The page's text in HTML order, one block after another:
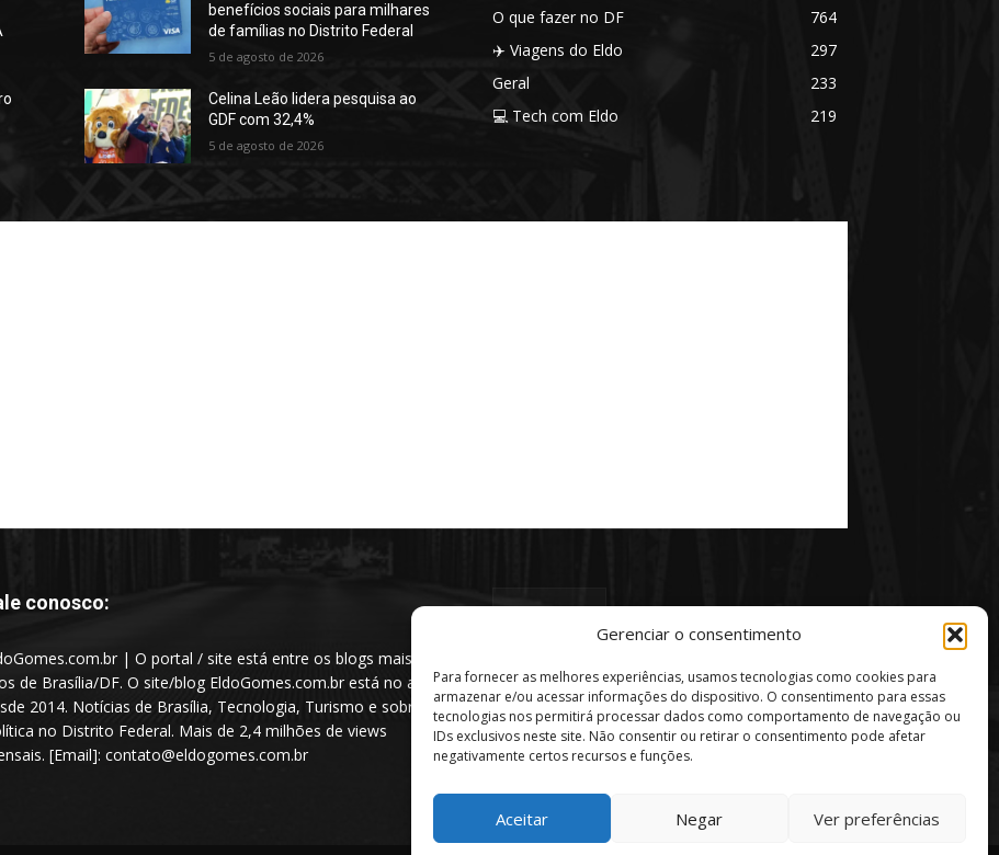
Gerenciar o consentimento
Para fornecer as melhores experiências, usamos tecnologias como cookies para
armazenar e/ou acessar informações do dispositivo. O consentimento para essas
tecnologias nos permitirá processar dados como comportamento de navegação ou
IDs exclusivos neste site. Não consentir ou retirar o consentimento pode afetar
negativamente certos recursos e funções.
Aceitar Negar Ver preferências
benefícios sociais para milhares
de famílias no Distrito Federal
5 de agosto de 2026
Celina Leão lidera pesquisa ao
GDF com 32,4%
5 de agosto de 2026
O que fazer no DF
764
✈️ Viagens do Eldo
297
Geral
233
💻 Tech com Eldo
219
conosco:
| O portal / site está entre os blogs mais
de Brasília/DF. O site/blog EldoGomes.com.br está no ar
2014. Notícias de Brasília, Tecnologia, Turismo e sobre a
no Distrito Federal. Mais de 2,4 milhões de views
[Email]: contato@eldogomes.com.br